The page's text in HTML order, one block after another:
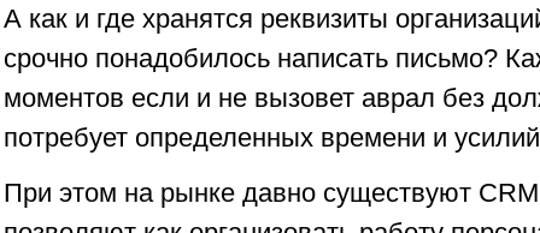
А как и где хранятся реквизиты
срочно понадобилось написать письмо?
моментов если и не вызовет аврал без
потребует определенных времени и
При этом на рынке давно существуют